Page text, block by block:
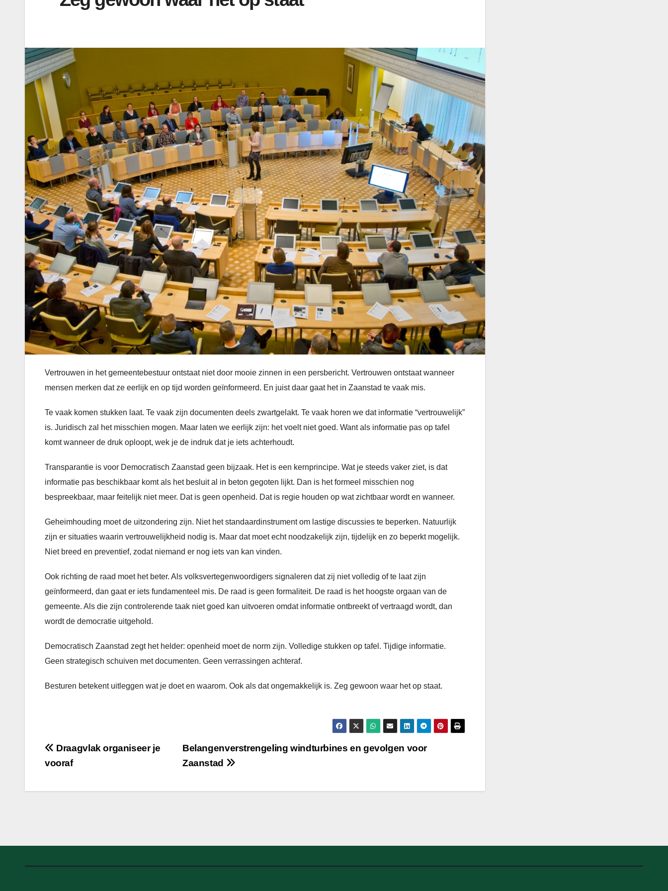
Vertrouwen in het gemeentebestuur ontstaat niet door mooie zinnen in een persbericht. Vertrouwen ontstaat wanneer
mensen merken dat ze eerlijk en op tijd worden geïnformeerd. En juist daar gaat het in Zaanstad te vaak mis.
Te vaak komen stukken laat. Te vaak zijn documenten deels zwartgelakt. Te vaak horen we dat informatie “vertrouwelijk”
is. Juridisch zal het misschien mogen. Maar laten we eerlijk zijn: het voelt niet goed. Want als informatie pas op tafel
komt wanneer de druk oploopt, wek je de indruk dat je iets achterhoudt.
Transparantie is voor Democratisch Zaanstad geen bijzaak. Het is een kernprincipe. Wat je steeds vaker ziet, is dat
informatie pas beschikbaar komt als het besluit al in beton gegoten lijkt. Dan is het formeel misschien nog
bespreekbaar, maar feitelijk niet meer. Dat is geen openheid. Dat is regie houden op wat zichtbaar wordt en wanneer.
Geheimhouding moet de uitzondering zijn. Niet het standaardinstrument om lastige discussies te beperken. Natuurlijk
zijn er situaties waarin vertrouwelijkheid nodig is. Maar dat moet echt noodzakelijk zijn, tijdelijk en zo beperkt mogelijk.
Niet breed en preventief, zodat niemand er nog iets van kan vinden.
Ook richting de raad moet het beter. Als volksvertegenwoordigers signaleren dat zij niet volledig of te laat zijn
geïnformeerd, dan gaat er iets fundamenteel mis. De raad is geen formaliteit. De raad is het hoogste orgaan van de
gemeente. Als die zijn controlerende taak niet goed kan uitvoeren omdat informatie ontbreekt of vertraagd wordt, dan
wordt de democratie uitgehold.
Democratisch Zaanstad zegt het helder: openheid moet de norm zijn. Volledige stukken op tafel. Tijdige informatie.
Geen strategisch schuiven met documenten. Geen verrassingen achteraf.
Besturen betekent uitleggen wat je doet en waarom. Ook als dat ongemakkelijk is. Zeg gewoon waar het op staat.
Bericht
navigatie
Belangenverstrengeling windturbines en gevolgen voor
Zaanstad
Draagvlak organiseer je
vooraf